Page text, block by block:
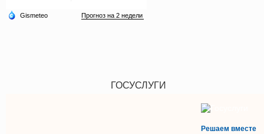
ГОСУСЛУГИ
Решаем вместе